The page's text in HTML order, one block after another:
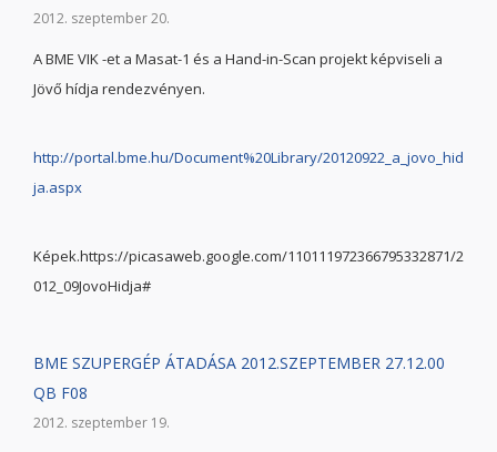
2012. szeptember 20.
A BME VIK -et a Masat-1 és a Hand-in-Scan projekt képviseli a
Jövő hídja rendezvényen.
http://portal.bme.hu/Document%20Library/20120922_a_jovo_hid
ja.aspx
Képek.https://picasaweb.google.com/110111972366795332871/2
012_09JovoHidja#
BME SZUPERGÉP ÁTADÁSA 2012.SZEPTEMBER 27.12.00
QB F08
2012. szeptember 19.